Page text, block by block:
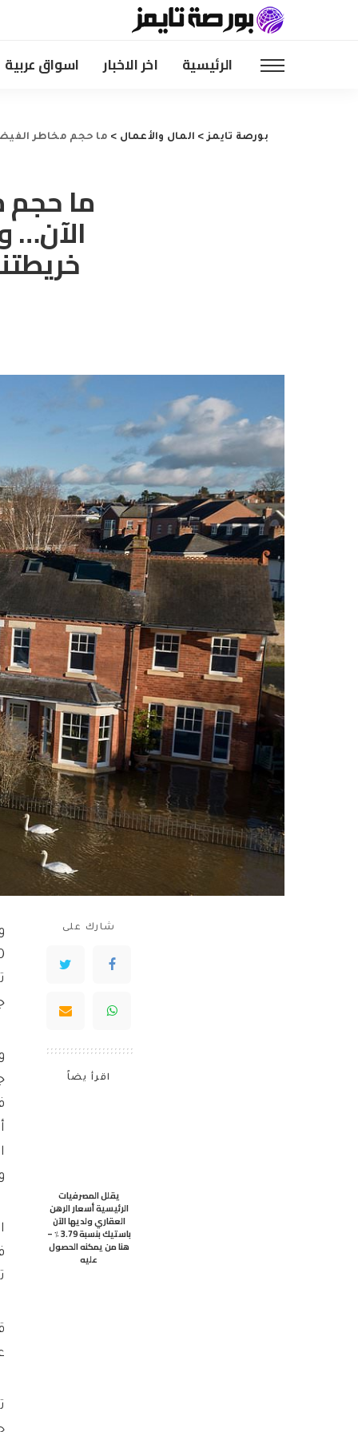
الرئيسية اخر الاخبار اسواق عربية
بورصة تايمز> المال والأعمال > ما حجم مخاطر
ما حجم
شارك على
اقرأ يضاً
يقلل المصرفيات
الرئيسية أسعار الرهن
العقاري ولديها الآن
باستيك بنسبة 3.79 ٪ –
هنا من يمكنه الحصول
عليه